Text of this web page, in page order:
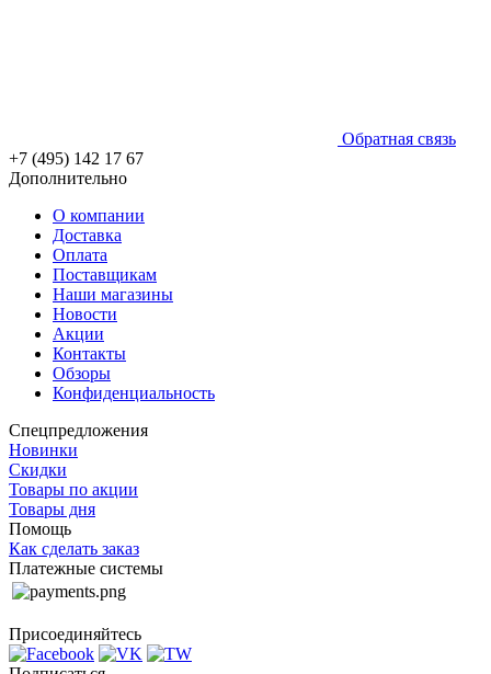
Обратная связь
+7 (495) 142 17 67
Дополнительно
О компании
Доставка
Оплата
Поставщикам
Наши магазины
Новости
Акции
Контакты
Обзоры
Конфиденциальность
Спецпредложения
Новинки
Скидки
Товары по акции
Товары дня
Помощь
Как сделать заказ
Платежные системы
Присоединяйтесь